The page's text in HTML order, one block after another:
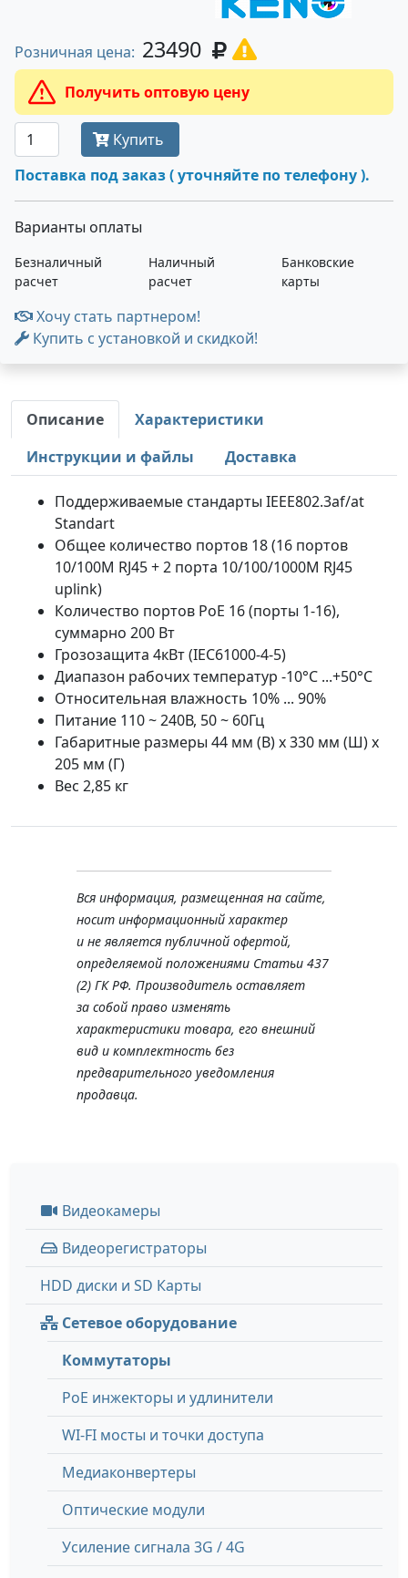
Розничная цена: 23490
Получить оптовую цену
Купить
Поставка под заказ ( уточняйте по телефону ).
Варианты оплаты
Безналичный
расчет
Наличный
расчет
Банковские
карты
Хочу стать партнером!
Купить с установкой и скидкой!
Описание
Характеристики
Инструкции и файлы
Доставка
Поддерживаемые стандарты IEEE802.3af/at
Standart
Общее количество портов 18 (16 портов
10/100M RJ45 + 2 порта 10/100/1000M RJ45
uplink)
Количество портов PoE 16 (порты 1-16),
суммарно 200 Вт
Грозозащита 4кВт (IEC61000-4-5)
Диапазон рабочих температур -10°С ...+50°С
Относительная влажность 10% ... 90%
Питание 110 ~ 240В, 50 ~ 60Гц
Габаритные размеры 44 мм (В) х 330 мм (Ш) х
205 мм (Г)
Вес 2,85 кг
Вся информация, размещенная на сайте,
носит информационный характер
и не является публичной офертой,
определяемой положениями Статьи 437
(2) ГК РФ. Производитель оставляет
за собой право изменять
характеристики товара, его внешний
вид и комплектность без
предварительного уведомления
продавца.
Видеокамеры
Видеорегистраторы
HDD диски и SD Карты
Сетевое оборудование
Коммутаторы
PoE инжекторы и удлинители
WI-FI мосты и точки доступа
Медиаконвертеры
Оптические модули
Усиление сигнала 3G / 4G